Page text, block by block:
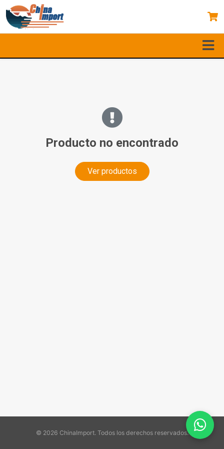
Producto no encontrado
Ver productos
© 2026 ChinaImport. Todos los derechos reservados.